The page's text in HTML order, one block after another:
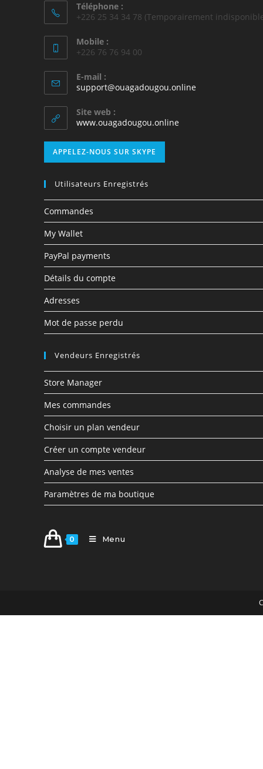
Téléphone :
+226 25 34 34 78 (Temporairement
Mobile :
+226 76 76 94 00
E-mail :
support@ouagadougou.online
Site web :
www.ouagadougou.online
APPELEZ-NOUS SUR SKYPE
Utilisateurs Enregistrés
Commandes
My Wallet
PayPal payments
Détails du compte
Adresses
Mot de passe perdu
Vendeurs Enregistrés
Store Manager
Mes commandes
Choisir un plan vendeur
Créer un compte vendeur
Analyse de mes ventes
Paramètres de ma boutique
0 Menu